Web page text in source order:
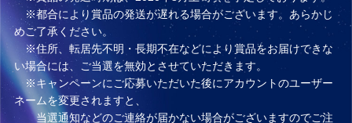
※都合により賞品の発送が遅れる場合がございます。あらかじ
めご了承ください。
※住所、転居先不明・長期不在などにより賞品をお届けできな
い場合には、ご当選を無効とさせていただきます。
※キャンペーンにご応募いただいた後にアカウントのユーザー
ネームを変更されますと、
当選通知などのご連絡が届かない場合がございますのでご注